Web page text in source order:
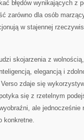
błędów wynikających z
zarówno dla osób
w stajennej
skojarzenia z
elegancją i
zdaje się
się z rzetelnym
ale jednocześnie
konkretne.